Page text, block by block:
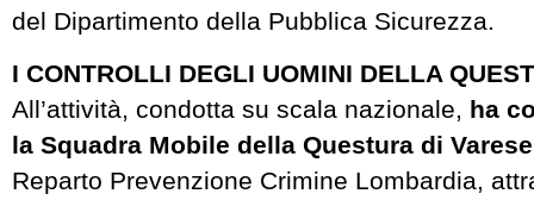
del Dipartimento della Pubblica Sicurezza.
I CONTROLLI DEGLI UOMINI DELLA
All’attività, condotta su scala nazionale, ha
la Squadra Mobile della Questura di Varese
Reparto Prevenzione Crimine Lombardia,